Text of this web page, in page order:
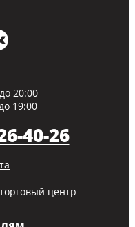
20:00
19:00
40-26
центр